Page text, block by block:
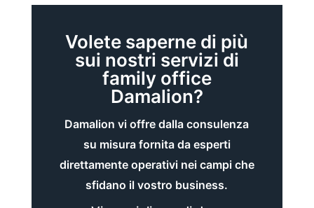
Volete saperne di più
sui nostri servizi di
family office
Damalion?
Damalion vi offre dalla consulenza
su misura fornita da esperti
direttamente operativi nei campi che
sfidano il vostro business.